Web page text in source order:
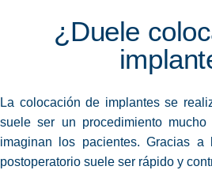
¿Duele
La colocación de implantes se
suele ser un procedimiento
imaginan los pacientes. Gracias a
postoperatorio suele ser rápido y